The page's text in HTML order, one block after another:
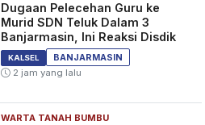
Dugaan Pelecehan Guru ke
Murid SDN Teluk Dalam 3
Banjarmasin, Ini Reaksi Disdik
KALSEL
BANJARMASIN
2 jam yang lalu
WARTA TANAH BUMBU